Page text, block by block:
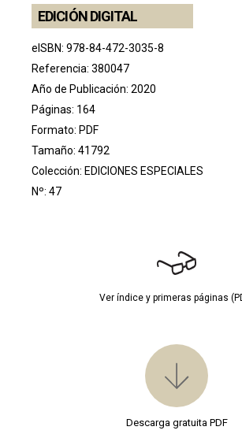
EDICIÓN DIGITAL
eISBN: 978-84-472-3035-8
Referencia: 380047
Año de Publicación: 2020
Páginas: 164
Formato: PDF
Tamaño: 41792
Colección: EDICIONES ESPECIALES
Nº: 47
Ver índice y primeras páginas
Descarga gratuita PDF